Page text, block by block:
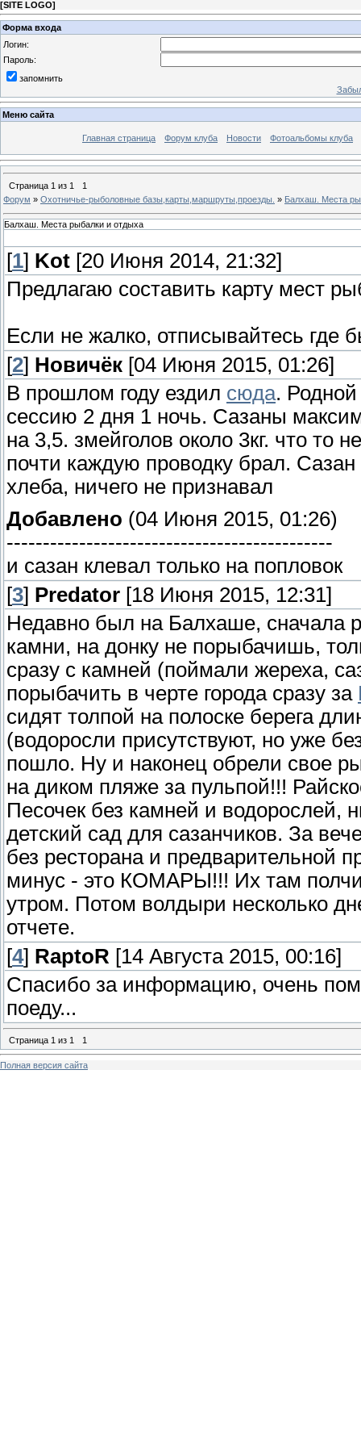
[SITE LOGO]
Форма входа
Логин:
Пароль:
запомнить
Меню сайта
Главная страница Форум клуба Новости Фотоальбомы клуба
Страница 1 из 1
1
Форум » Охотничье-рыболовные базы,карты,маршруты,проезды. » Балхаш. Места
Балхаш. Места рыбалки и отдыха
[1] Kot [20 Июня 2014, 21:32]
Предлагаю составить карту мест
Если не жалко, отписывайтесь где
[2] Новичёк [04 Июня 2015, 01:26]
В прошлом году ездил сюда. Родной
сессию 2 дня 1 ночь. Сазаны
на 3,5. змейголов около 3кг. что то
почти каждую проводку брал.
хлеба, ничего не признавал
Добавлено (04 Июня 2015, 01:26)
---------------------------------------------
и сазан клевал только на попловок
[3] Predator [18 Июня 2015, 12:31]
Недавно был на Балхаше, сначала
камни, на донку не порыбачишь,
сразу с камней (поймали жереха,
порыбачить в черте города сразу за
сидят толпой на полоске берега
(водоросли присутствуют, но уже
пошло. Ну и наконец обрели свое
на диком пляже за пульпой!!!
Песочек без камней и водорослей,
детский сад для сазанчиков. За
без ресторана и
минус - это КОМАРЫ!!! Их там
утром. Потом волдыри несколько
отчете.
[4] RaptoR [14 Августа 2015, 00:16]
Спасибо за информацию, очень
поеду...
Страница 1 из 1 1
Полная версия сайта